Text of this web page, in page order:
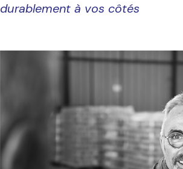
durablement à vos côtés